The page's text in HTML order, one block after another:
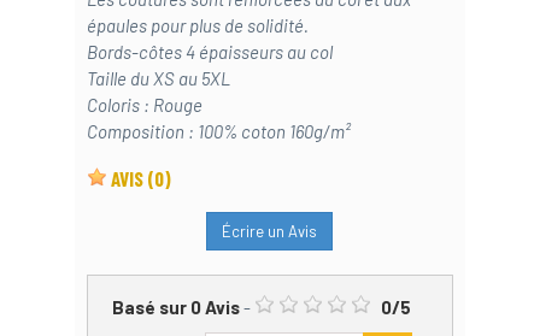
épaules pour plus de solidité.
Bords-côtes 4 épaisseurs au col
Taille du XS au 5XL
Coloris : Rouge
Composition : 100% coton 160g/m²
AVIS (0)
Écrire un Avis
Basé sur 0Avis- 0/5